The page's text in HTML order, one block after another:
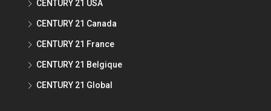
CENTURY 21 USA
CENTURY 21 Canada
CENTURY 21 France
CENTURY 21 Belgique
CENTURY 21 Global